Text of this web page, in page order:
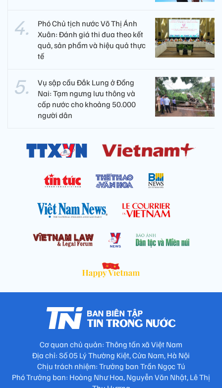
Phó Chủ tịch nước Võ Thị Ánh
Xuân: Đánh giá thi đua theo kết
quả, sản phẩm và hiệu quả thực
tế
Vụ sập cầu Đắk Lung ở Đồng
Nai: Tạm ngưng lưu thông và
cấp nước cho khoảng 50.000
người dân
Cơ quan chủ quản: Thông tấn xã Việt Nam
Địa chỉ: Số 05 Lý Thường Kiệt, Cửa Nam, Hà Nội
Chịu trách nhiệm: Trưởng ban Trần Ngọc Tú
Phó Trưởng ban: Hoàng Như Hoa, Nguyễn Văn Nhật, Lê Thị